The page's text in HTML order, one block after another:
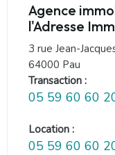
Agence
l'Adresse
3 rue Jean-
64000 Pau
Transaction :
05 59 60 60
Location :
05 59 60 60